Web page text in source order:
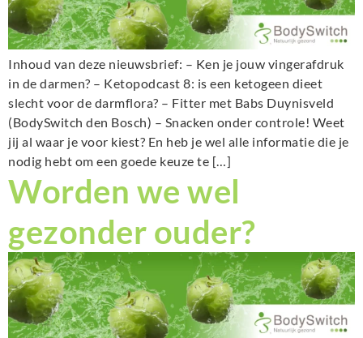
Inhoud van deze nieuwsbrief: – Ken je jouw vingerafdruk
in de darmen? – Ketopodcast 8: is een ketogeen dieet
slecht voor de darmflora? – Fitter met Babs Duynisveld
(BodySwitch den Bosch) – Snacken onder controle! Weet
jij al waar je voor kiest? En heb je wel alle informatie die je
nodig hebt om een goede keuze te […]
Worden we wel
gezonder ouder?